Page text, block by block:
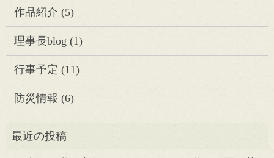
作品紹介 (5)
理事長blog (1)
行事予定 (11)
防災情報 (6)